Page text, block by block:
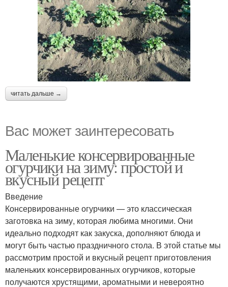
читать дальше →
Вас может заинтересовать
Маленькие консервированные
огурчики на зиму: простой и
вкусный рецепт
Введение
Консервированные огурчики — это классическая
заготовка на зиму, которая любима многими. Они
идеально подходят как закуска, дополняют блюда и
могут быть частью праздничного стола. В этой статье мы
рассмотрим простой и вкусный рецепт приготовления
маленьких консервированных огурчиков, которые
получаются хрустящими, ароматными и невероятно